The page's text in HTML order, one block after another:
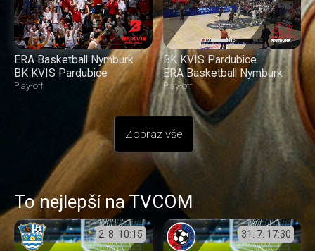
ERA Basketball Nymburk
BK KVIS Pardubice
Play-off
BK KVIS Pardubice
ERA Basketball Nymburk
Play-off
Zobraz vše
To nejlepší na TVCOM
2. 8. 10:15 31. 7. 17:30